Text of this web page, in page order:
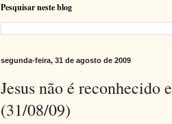
Pesquisar neste blog
segunda-feira, 31 de agosto de 2009
Jesus não é reconhecido
(31/08/09)